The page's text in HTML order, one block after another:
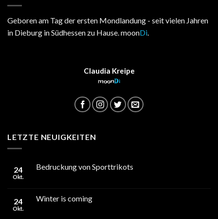
Geboren am Tag der ersten Mondlandung - seit vielen Jahren
in Dieburg in Südhessen zu Hause. moonDi
Claudia Kreipe
moonDi
LETZTE NEUIGKEITEN
24
Okt.
Bedruckung von Sporttrikots
24
Okt.
Winter is coming